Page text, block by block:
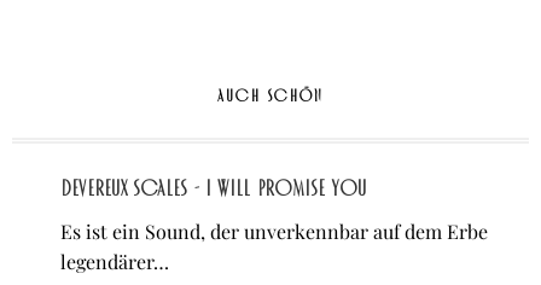
AUCH SCHÖN
Devereux Scales - I Will Promise You
Es ist ein Sound, der unverkennbar auf dem Erbe
legendärer…